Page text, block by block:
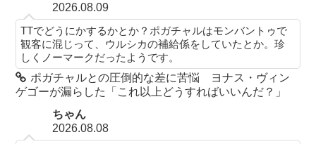
2026.08.09
TTでどうにかするかとか？ポガチャルはモンバントゥで
観客に混じって、ウルシカの補給係をしていたとか。珍
しくノーマークだったようです。
ポガチャルとの圧倒的な差に苦悩 ヨナス・ヴィン
ゲゴーが漏らした「これ以上どうすればいいんだ？」
ちゃん
2026.08.08